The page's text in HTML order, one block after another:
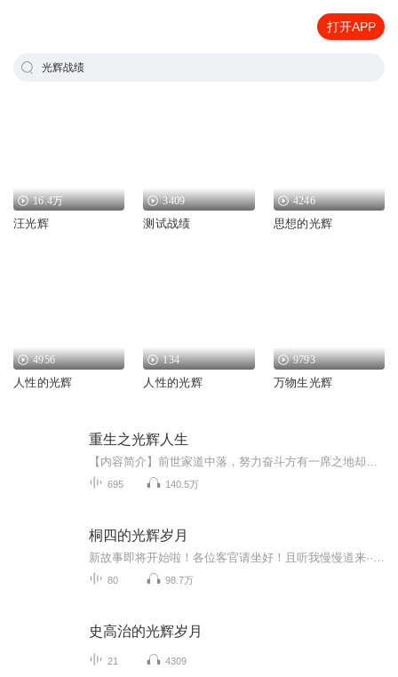
打开APP
光辉战绩
16.4万
汪光辉
3409
测试战绩
4246
思想的光辉
4956
人性的光辉
134
人性的光辉
9793
万物生光辉
重生之光辉人生
695 140.5万
桐四的光辉岁月
80 98.7万
史高治的光辉岁月
21 4309